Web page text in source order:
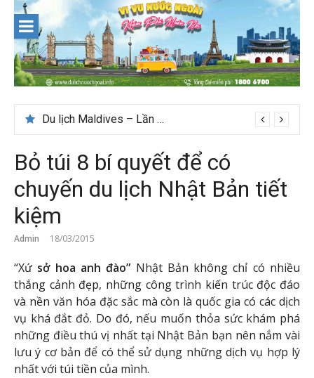
content
Du lịch Maldives – Lần đầu nên đi đâu, chơi gì?
Bỏ túi 8 bí quyết để có
chuyến du lịch Nhật Bản tiết
kiệm
Admin 18/03/2015
“Xứ sở hoa anh đào” Nhật Bản không chỉ có nhiều
thắng cảnh đẹp, những công trình kiến trúc độc đáo
và nền văn hóa đặc sắc mà còn là quốc gia có các dịch
vụ khá đắt đỏ. Do đó, nếu muốn thỏa sức khám phá
những điều thú vị nhất tại Nhật Bản bạn nên nắm vài
lưu ý cơ bản để có thể sử dụng những dịch vụ hợp lý
nhất với túi tiền của mình.